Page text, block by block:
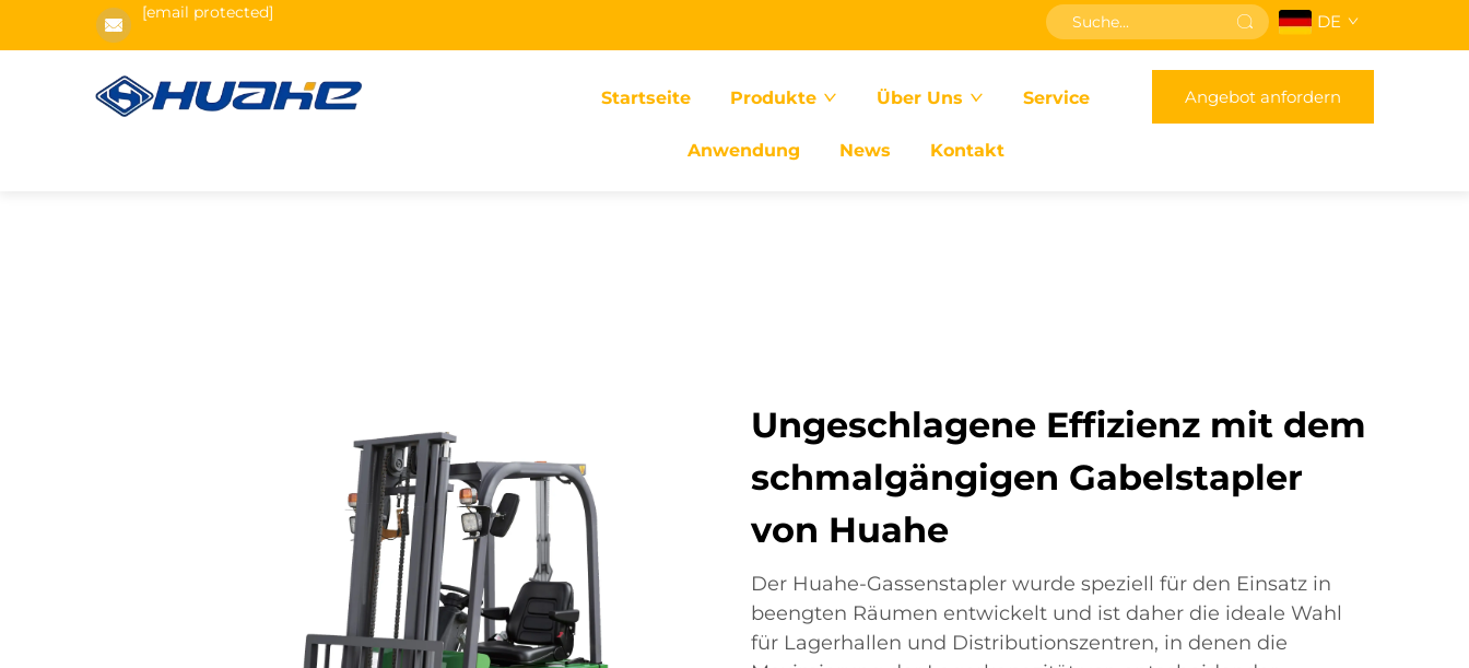
[email protected] DE
Startseite Produkte Über Uns Service
Anwendung News Kontakt
Angebot anfordern
Ungeschlagene Effizienz mit dem
schmalgängigen Gabelstapler
von Huahe
Der Huahe-Gassenstapler wurde speziell für den Einsatz in
beengten Räumen entwickelt und ist daher die ideale Wahl
für Lagerhallen und Distributionszentren, in denen die